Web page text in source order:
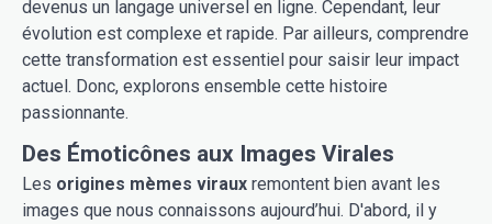
devenus un langage universel en ligne. Cependant, leur
évolution est complexe et rapide. Par ailleurs, comprendre
cette transformation est essentiel pour saisir leur impact
actuel. Donc, explorons ensemble cette histoire
passionnante.
Des Émoticônes aux Images Virales
Les origines mèmes viraux remontent bien avant les
images que nous connaissons aujourd’hui. D'abord, il y